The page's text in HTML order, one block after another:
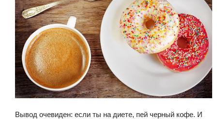
Вывод очевиден: если ты на диете, пей черный кофе. И